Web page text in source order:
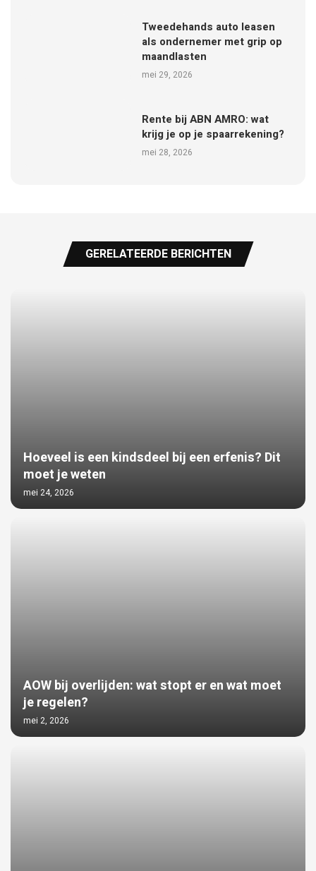
Tweedehands auto leasen
als ondernemer met grip op
maandlasten
mei 29, 2026
Rente bij ABN AMRO: wat
krijg je op je spaarrekening?
mei 28, 2026
GERELATEERDE BERICHTEN
Hoeveel is een kindsdeel bij een erfenis? Dit
moet je weten
mei 24, 2026
AOW bij overlijden: wat stopt er en wat moet
je regelen?
mei 2, 2026